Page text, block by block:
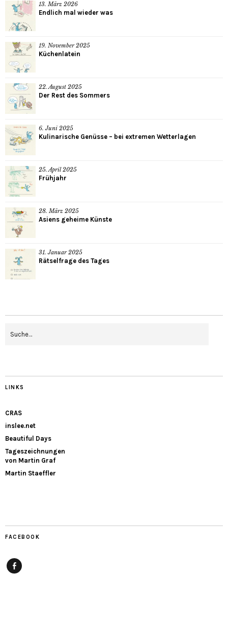
13. März 2026
Endlich mal wieder was
19. November 2025
Küchenlatein
22. August 2025
Der Rest des Sommers
6. Juni 2025
Kulinarische Genüsse – bei extremen Wetterlagen
25. April 2025
Frühjahr
28. März 2025
Asiens geheime Künste
31. Januar 2025
Rätselfrage des Tages
LINKS
CRAS
inslee.net
Beautiful Days
Tageszeichnungen
von Martin Graf
Martin Staeffler
FACEBOOK